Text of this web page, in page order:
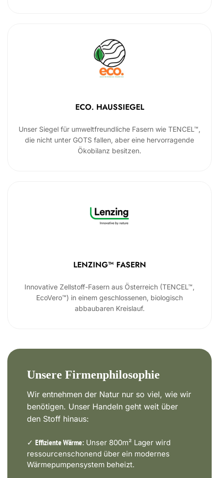
ECO. HAUSSIEGEL
Unser Siegel für umweltfreundliche Fasern wie TENCEL™,
die nicht unter GOTS fallen, aber eine hervorragende
Ökobilanz besitzen.
LENZING™ FASERN
Innovative Zellstoff-Fasern aus Österreich (TENCEL™,
EcoVero™) in einem geschlossenen, biologisch
abbaubaren Kreislauf.
Unsere Firmenphilosophie
Wir entnehmen der Natur nur so viel, wie wir
benötigen. Unser Handeln geht weit über
den Stoff hinaus:
✓ Effiziente Wärme: Unser 800m² Lager wird
ressourcenschonend über ein modernes
Wärmepumpensystem beheizt.